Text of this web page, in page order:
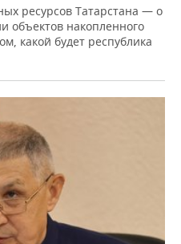
ресурсов Татарстана — о
объектов накопленного
какой будет республика